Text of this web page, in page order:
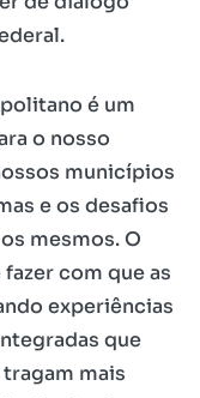
é um
o nosso
municípios
e os desafios
mesmos. O
com que as
experiências
que
mais